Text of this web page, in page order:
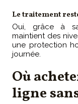
Le traitement
Oui, grâce à
maintient des
une protection
journée.
Où
ligne